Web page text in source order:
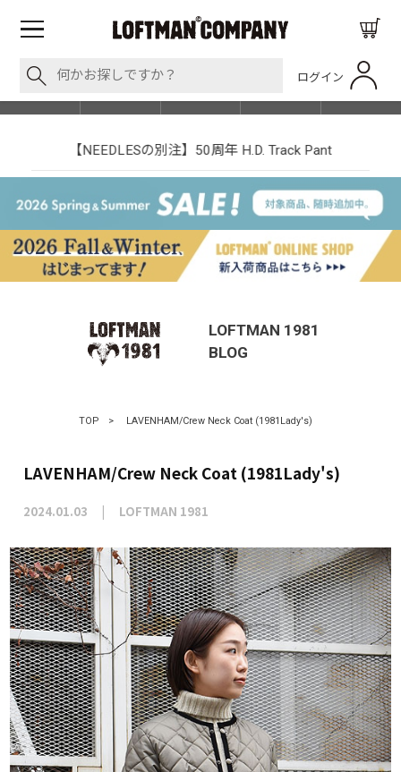
ログイン
SHOP LIST
【NEEDLESの別注】50周年 H.D. Track Pant
LOFTMAN 1981
BLOG
TOP > LAVENHAM/Crew Neck Coat (1981Lady's)
LAVENHAM/Crew Neck Coat (1981Lady's)
2024.01.03 LOFTMAN 1981